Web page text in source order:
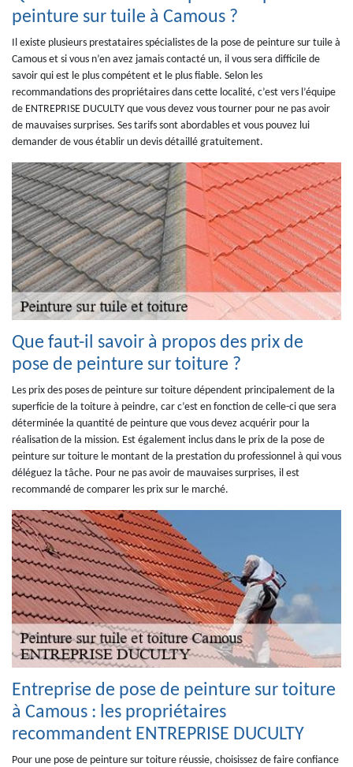
peinture sur tuile à Camous ?
Il existe plusieurs prestataires spécialistes de la pose de peinture sur tuile à
Camous et si vous n’en avez jamais contacté un, il vous sera difficile de
savoir qui est le plus compétent et le plus fiable. Selon les
recommandations des propriétaires dans cette localité, c’est vers l’équipe
de ENTREPRISE DUCULTY que vous devez vous tourner pour ne pas avoir
de mauvaises surprises. Ses tarifs sont abordables et vous pouvez lui
demander de vous établir un devis détaillé gratuitement.
Que faut-il savoir à propos des prix de
pose de peinture sur toiture ?
Les prix des poses de peinture sur toiture dépendent principalement de la
superficie de la toiture à peindre, car c’est en fonction de celle-ci que sera
déterminée la quantité de peinture que vous devez acquérir pour la
réalisation de la mission. Est également inclus dans le prix de la pose de
peinture sur toiture le montant de la prestation du professionnel à qui vous
déléguez la tâche. Pour ne pas avoir de mauvaises surprises, il est
recommandé de comparer les prix sur le marché.
Entreprise de pose de peinture sur toiture
à Camous : les propriétaires
recommandent ENTREPRISE DUCULTY
Pour une pose de peinture sur toiture réussie, choisissez de faire confiance